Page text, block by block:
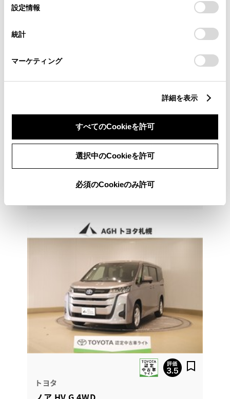
デバイスにすべてのCookie(クッキー)が保存されることに同
意したことになります。Cookie(クッキー)のオプトアウト、
設定の変更、同意を撤回したりするにあたっては、当社の
「Cookie（クッキー）情報の取り扱いについて
」をご覧くだ
設定情報
統計
マーケティング
詳細を表示
すべてのCookieを許可
選択中のCookieを許可
必須のCookieのみ許可
ハリア－ Ｚ ４ＷＤ ２０００ＣＣ ５人乗り
※ 価格は展示店にて8月登録の場合
整備 定期点検整備付 保証 ロングラン保証付
各種お問い合わせ
011-883-0066
トヨタ